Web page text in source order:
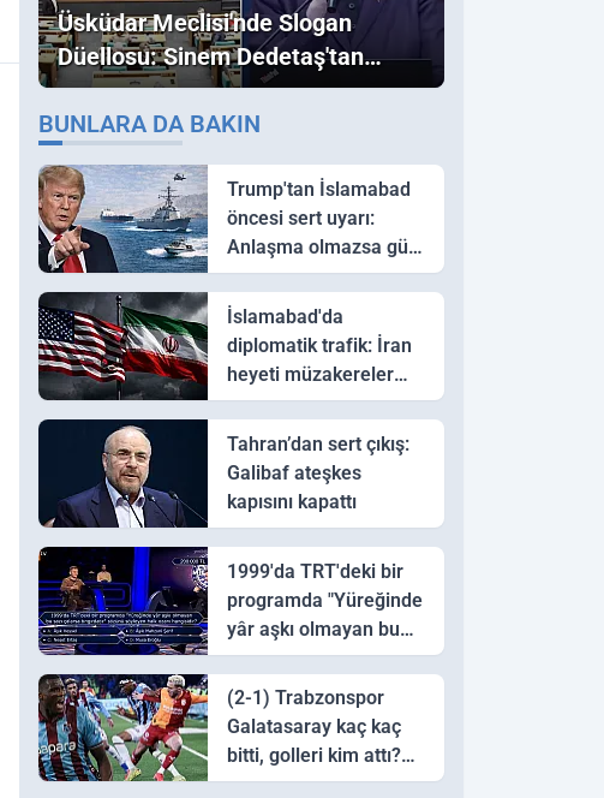
Üsküdar Meclisi'nde Slogan
Düellosu: Sinem Dedetaş'tan
Ezber Bozan "Erdoğan" ve
"İmamoğlu" Çıkışı!
BUNLARA DA BAKIN
Trump'tan İslamabad
öncesi sert uyarı:
Anlaşma olmazsa güç
kullanırız
İslamabad'da
diplomatik trafik: İran
heyeti müzakereler
için Pakistan'a ulaştı
Tahran’dan sert çıkış:
Galibaf ateşkes
kapısını kapattı
1999'da TRT'deki bir
programda "Yüreğinde
yâr aşkı olmayan bu
sazı çalarsa tingirdatır"
sözünü söyleyen halk
ozanı hangisidir?
(2-1) Trabzonspor
Galatasaray kaç kaç
bitti, golleri kim attı?
Trabzonspor